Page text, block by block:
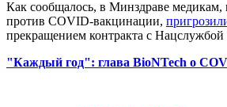
Как сообщалось, в Минздраве медикам,
против COVID-вакцинации,
прекращением контракта с
"Каждый год": глава BioNTech о